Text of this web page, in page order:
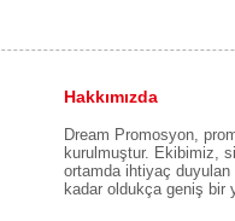
Hakkımızda
Dream Promosyon,
kurulmuştur. Ekibimiz,
ortamda ihtiyaç duyulan
kadar oldukça geniş bir